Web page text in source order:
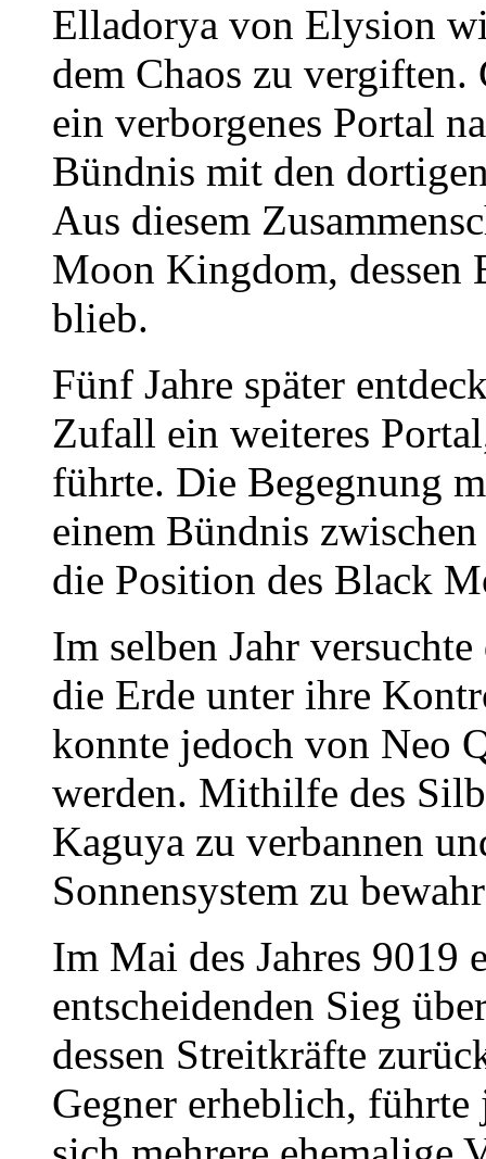
Elladorya von Elysion
dem Chaos zu
ein verborgenes Portal
Bündnis mit den
Aus diesem
Moon Kingdom, dessen
blieb.
Fünf Jahre später
Zufall ein weiteres
führte. Die Begegnung
einem Bündnis
die Position des Black
Im selben Jahr
die Erde unter ihre
konnte jedoch von Neo
werden. Mithilfe des
Kaguya zu verbannen
Sonnensystem zu
Im Mai des Jahres 9019
entscheidenden Sieg
dessen Streitkräfte
Gegner erheblich,